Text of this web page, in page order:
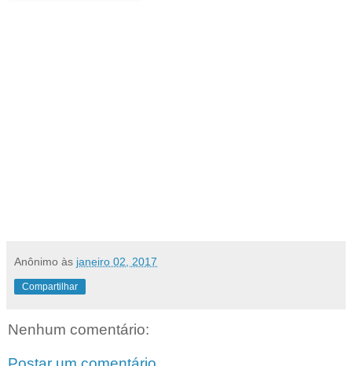
Anônimo às janeiro 02, 2017
Compartilhar
Nenhum comentário: